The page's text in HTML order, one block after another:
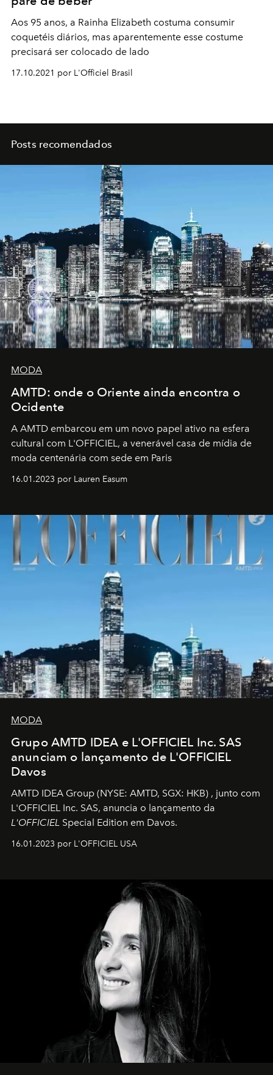
Aos 95 anos, a Rainha Elizabeth costuma consumir
coquetéis diários, mas aparentemente esse costume
precisará ser colocado de lado
17.10.2021 por L'Officiel Brasil
Posts recomendados
MODA
AMTD: onde o Oriente ainda encontra o
Ocidente
A AMTD embarcou em um novo papel ativo na esfera
cultural com L'OFFICIEL, a venerável casa de mídia de
moda centenária com sede em Paris
16.01.2023 por Lauren Easum
MODA
Grupo AMTD IDEA e L'OFFICIEL Inc. SAS
anunciam o lançamento de L'OFFICIEL
Davos
AMTD IDEA Group (NYSE: AMTD, SGX: HKB) , junto com
L'OFFICIEL Inc. SAS, anuncia o lançamento da
L'OFFICIEL Special Edition em Davos.
16.01.2023 por L'OFFICIEL USA